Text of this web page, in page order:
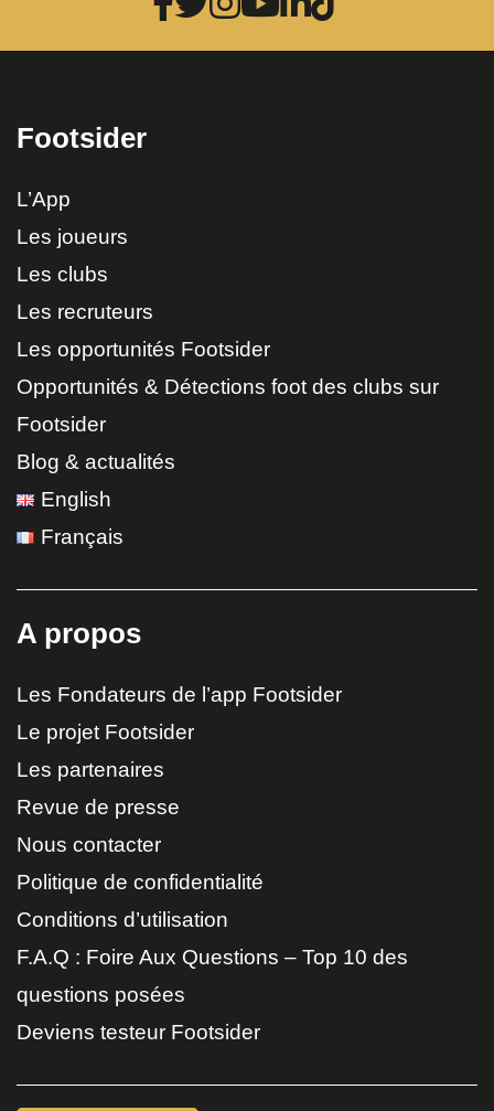
Footsider
L’App
Les joueurs
Les clubs
Les recruteurs
Les opportunités Footsider
Opportunités & Détections foot des clubs sur
Footsider
Blog & actualités
English
Français
A propos
Les Fondateurs de l’app Footsider
Le projet Footsider
Les partenaires
Revue de presse
Nous contacter
Politique de confidentialité
Conditions d’utilisation
F.A.Q : Foire Aux Questions – Top 10 des
questions posées
Deviens testeur Footsider